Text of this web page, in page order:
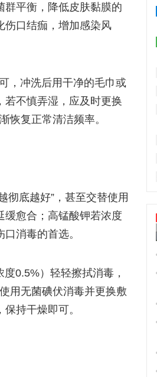
群平衡，降低皮肤黏膜的
伤口结痂，增加感染风
，冲洗后用干净的毛巾或
若不慎弄湿，应及时更换
恢复正常清洁频率。
彻底越好”，甚至交替使用
缓愈合；高锰酸钾若浓度
消毒的首选。
0.5%）轻轻擦拭消毒，
用无菌碘伏消毒并更换敷
持干燥即可。